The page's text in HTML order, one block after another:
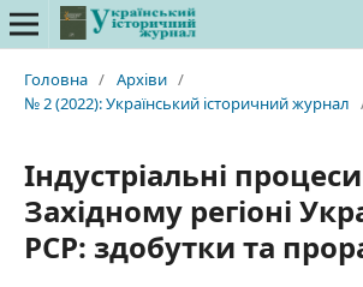
Головна / Архіви /
№ 2 (2022): Український історичний журнал
Індустріальні
Західному регіоні
РСР: здобутки та